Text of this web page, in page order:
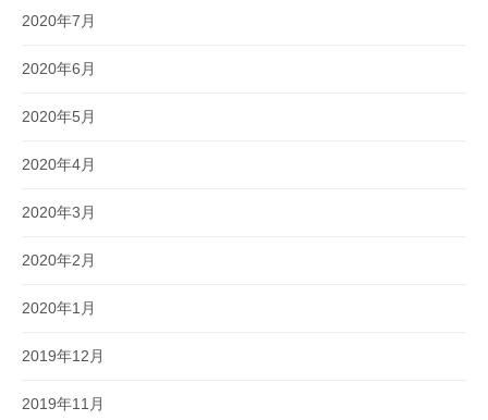
2020年7月
2020年6月
2020年5月
2020年4月
2020年3月
2020年2月
2020年1月
2019年12月
2019年11月